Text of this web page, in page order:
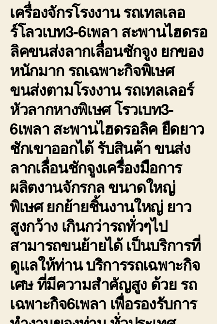
เครื่องจักรโรงงาน รถเทลเลอ
ร์โลวเบท3-6เพลา สะพานไฮดรอ
ลิคขนส่งลากเลื่อนชักจูง ยกของ
หนักมาก รถเฉพาะกิจพิเษศ
ขนส่งตามโรงงาน รถเทลเลอร์
หัวลากหางพิเษศ โรวเบท3-
6เพลา สะพานไฮดรอลิค ยืดยาว
ชักเขาออกได้ รับสินค้า ขนส่ง
ลากเลื่อนชักจูงเครื่องมือการ
ผลิตงานจักรกล ขนาดใหญ่
พิเษศ ยกย้ายชิ้นงานใหญ่ ยาว
สูงกว้าง เกินกว่ารถทั่วๆไป
สามารถขนย้ายได้ เป็นบริการที่
ดูแลให้ท่าน บริการรถเฉพาะกิจ
เศษ ที่มีความสำคัญสูง ด้วย รถ
เฉพาะกิจ6เพลา เพื่อรองรับการ